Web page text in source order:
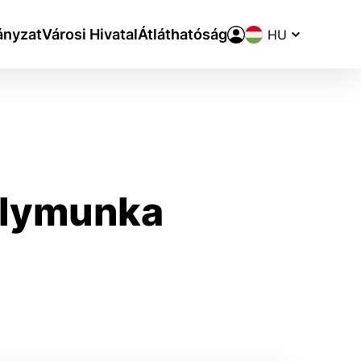
Városi HivatalÁtláthatóság Nyelvváltó